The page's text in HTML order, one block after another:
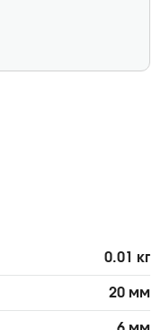
0.01 кг
20 мм